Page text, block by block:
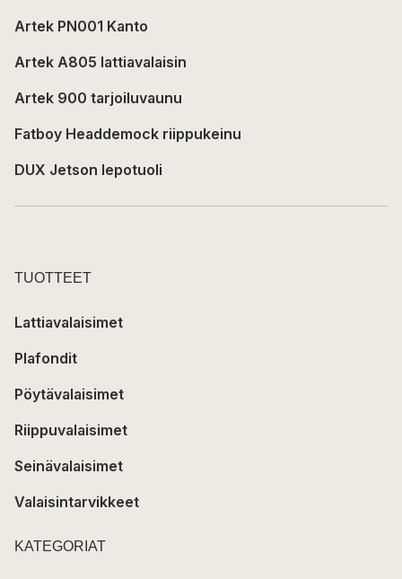
Artek PN001 Kanto
Artek A805 lattiavalaisin
Artek 900 tarjoiluvaunu
Fatboy Headdemock riippukeinu
DUX Jetson lepotuoli
TUOTTEET
Lattiavalaisimet
Plafondit
Pöytävalaisimet
Riippuvalaisimet
Seinävalaisimet
Valaisintarvikkeet
KATEGORIAT